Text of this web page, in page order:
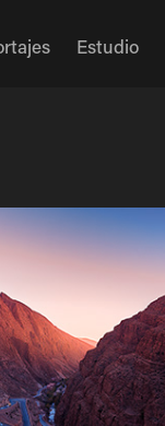
Estudio